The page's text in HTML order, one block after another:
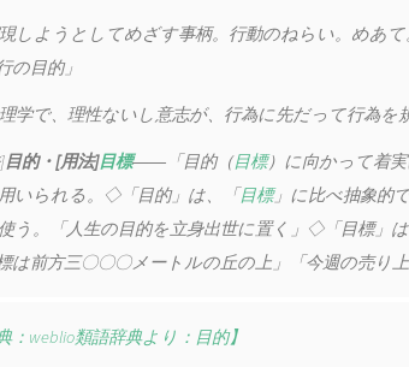
しようとしてめざす事柄。行動のねらい。めあ
の目的」
学で、理性ないし意志が、行為に先だって行為を
目的・[用法]目標――「目的（目標）に向かって着
いられる。◇「目的」は、「目標」に比べ抽象的
う。「人生の目的を立身出世に置く」◇「目標」
標は前方三〇〇〇メートルの丘の上」「今週の売り
典：weblio類語辞典より：目的】